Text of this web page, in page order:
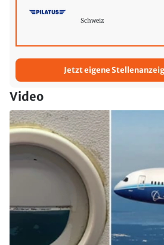
Schweiz
Jetzt eigene
Video